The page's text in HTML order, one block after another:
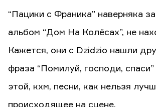
“Пацики с Франика” наверняка
альбом “Дом На Колёсах”, не
Кажется, они с Dzidzio нашли
фраза “Помилуй, господи, спаси”
этой, кхм, песни, как нельзя
происходящее на сцене.